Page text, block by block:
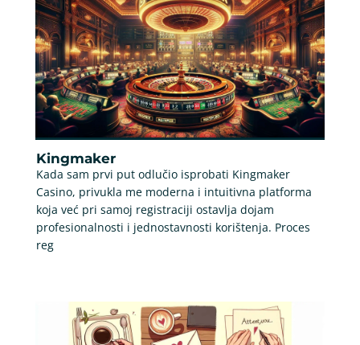
Kingmaker
Kada sam prvi put odlučio isprobati Kingmaker
Casino, privukla me moderna i intuitivna platforma
koja već pri samoj registraciji ostavlja dojam
profesionalnosti i jednostavnosti korištenja. Proces
reg